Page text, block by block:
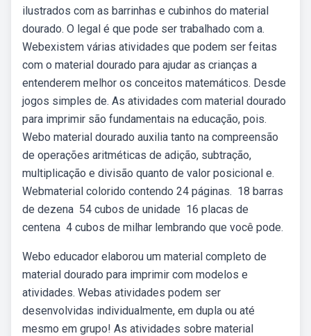
ilustrados com as barrinhas e cubinhos do material
dourado. O legal é que pode ser trabalhado com a.
Webexistem várias atividades que podem ser feitas
com o material dourado para ajudar as crianças a
entenderem melhor os conceitos matemáticos. Desde
jogos simples de. As atividades com material dourado
para imprimir são fundamentais na educação, pois.
Webo material dourado auxilia tanto na compreensão
de operações aritméticas de adição, subtração,
multiplicação e divisão quanto de valor posicional e.
Webmaterial colorido contendo 24 páginas. ️ 18 barras
de dezena ️ 54 cubos de unidade ️ 16 placas de
centena ️ 4 cubos de milhar lembrando que você pode.
Webo educador elaborou um material completo de
material dourado para imprimir com modelos e
atividades. Webas atividades podem ser
desenvolvidas individualmente, em dupla ou até
mesmo em grupo! As atividades sobre material